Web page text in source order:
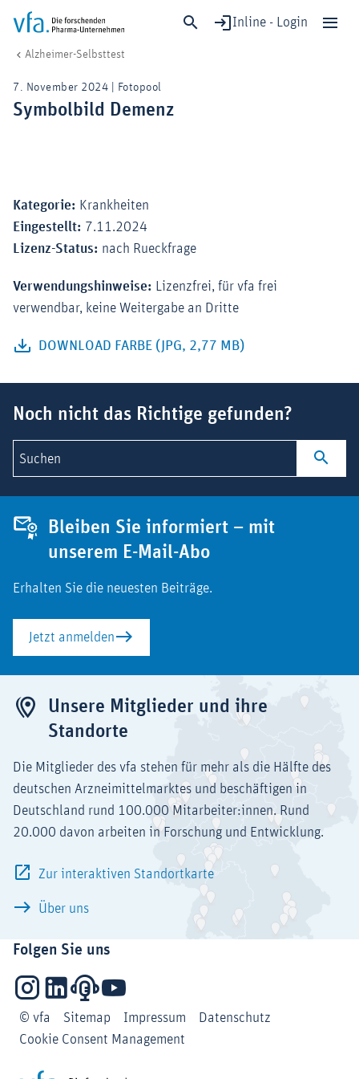
Inline - Login
Forschung & Entwicklung
Verband & Mitglieder
Alzheimer-Selbsttest
7. November 2024 | Fotopool
Symbolbild Demenz
Kategorie: Krankheiten
Eingestellt: 7.11.2024
Lizenz-Status: nach Rueckfrage
Verwendungshinweise: Lizenzfrei, für vfa frei
verwendbar, keine Weitergabe an Dritte
DOWNLOAD FARBE (JPG, 2,77 MB)Bild herunterladen
Noch nicht das Richtige gefunden?
Suchen
Bleiben Sie informiert – mit
unserem E-Mail-Abo
Erhalten Sie die neuesten Beiträge.
Jetzt anmelden
Unsere Mitglieder und ihre
Standorte
Die Mitglieder des vfa stehen für mehr als die Hälfte des
deutschen Arzneimittelmarktes und beschäftigen in
Deutschland rund 100.000 Mitarbeiter:innen. Rund
20.000 davon arbeiten in Forschung und Entwicklung.
Zur interaktiven Standortkarte
Über uns
Folgen Sie uns
InstagramLinkedInPodcastsYouTube
© vfa
Sitemap Impressum
Datenschutz
Cookie Consent Management